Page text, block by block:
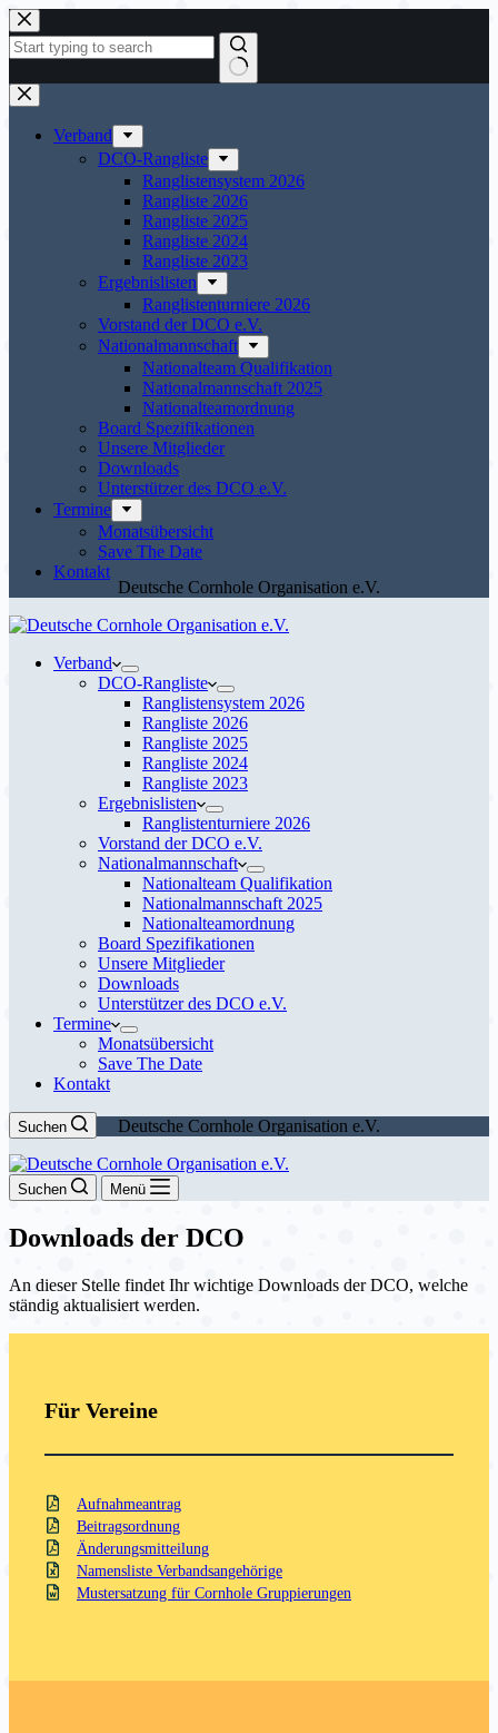
Zum
Inhalt
springen
Keine
Ergebnisse
Verband
DCO-Rangliste
Ranglistensystem 2026
Rangliste 2026
Rangliste 2025
Rangliste 2024
Rangliste 2023
Ergebnislisten
Ranglistenturniere 2026
Vorstand der DCO e.V.
Nationalmannschaft
Nationalteam Qualifikation
Nationalmannschaft 2025
Nationalteamordnung
Board Spezifikationen
Unsere Mitglieder
Downloads
Unterstützer des DCO e.V.
Termine
Monatsübersicht
Save The Date
Kontakt
Deutsche Cornhole Organisation e.V.
Verband
DCO-Rangliste
Ranglistensystem 2026
Rangliste 2026
Rangliste 2025
Rangliste 2024
Rangliste 2023
Ergebnislisten
Ranglistenturniere 2026
Vorstand der DCO e.V.
Nationalmannschaft
Nationalteam Qualifikation
Nationalmannschaft 2025
Nationalteamordnung
Board Spezifikationen
Unsere Mitglieder
Downloads
Unterstützer des DCO e.V.
Termine
Monatsübersicht
Save The Date
Kontakt
Suchen Deutsche Cornhole Organisation e.V.
Suchen Menü
Downloads der DCO
An dieser Stelle findet Ihr wichtige Downloads der DCO, welche
ständig aktualisiert werden.
Für Vereine
Aufnahmeantrag
Beitragsordnung
Änderungsmitteilung
Namensliste Verbandsangehörige
Mustersatzung für Cornhole Gruppierungen